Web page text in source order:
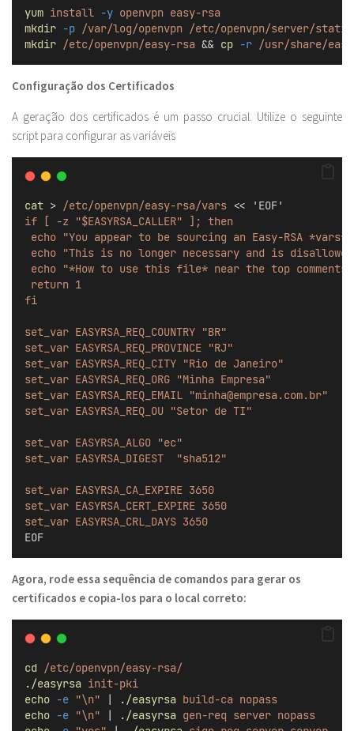
yum install -y openvpn easy-rsa
mkdir -p /var/log/openvpn /etc/openvpn/server/static
mkdir /etc/openvpn/easy-rsa && cp -r /usr/share/
Configuração dos Certificados
A geração dos certificados é um passo crucial. Utilize o seguinte
script para configurar as variáveis
cat > /etc/openvpn/easy-rsa/vars << ' EOF'
if [ -z "$EASYRSA_CALLER" ]; then
echo "You appear to be sourcing an Easy-RSA
echo "This is no longer necessary and is
echo "*How to use this file* near the top
return 1
fi
set_var EASYRSA_REQ_COUNTRY "BR"
set_var EASYRSA_REQ_PROVINCE "RJ"
set_var EASYRSA_REQ_CITY "Rio de Janeiro"
set_var EASYRSA_REQ_ORG "Minha Empresa"
set_var EASYRSA_REQ_EMAIL "minha@empresa.com.br"
set_var EASYRSA_REQ_OU "Setor de TI"
set_var EASYRSA_ALGO "ec"
set_var EASYRSA_DIGEST  "sha512"
set_var EASYRSA_CA_EXPIRE 3650
set_var EASYRSA_CERT_EXPIRE 3650
set_var EASYRSA_CRL_DAYS 3650
EOF
Agora, rode essa sequência de comandos para gerar os
certificados e copia-los para o local correto:
cd
/etc/openvpn/easy-rsa/
./easyrsa init-pki
echo -e "\n" | ./easyrsa build-ca nopass
echo -e "\n" | ./easyrsa gen-req server nopass